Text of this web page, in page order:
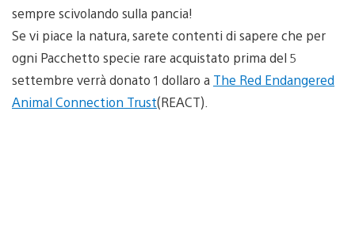
sempre scivolando sulla pancia!
Se vi piace la natura, sarete contenti di sapere che per
ogni Pacchetto specie rare acquistato prima del 5
settembre verrà donato 1 dollaro a The Red Endangered
Animal Connection Trust(REACT).